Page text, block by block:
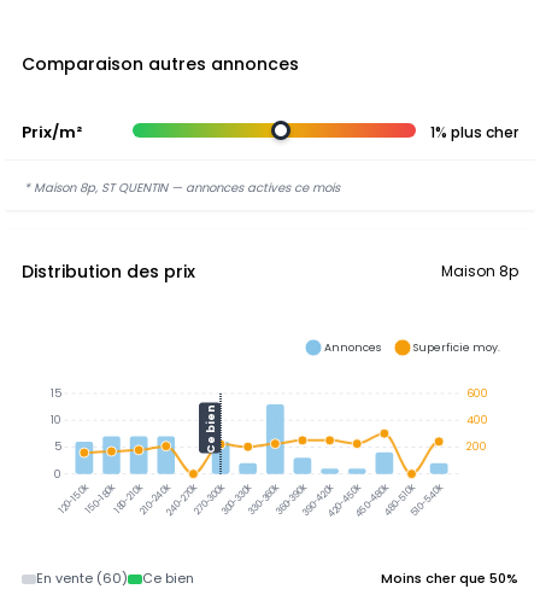
Comparaison autres annonces
Prix/m² 1% plus cher
* Maison 8p, ST QUENTIN — annonces actives ce mois
Distribution des prix Maison 8p
120-150k150-180k180-210k210-240k240-270k270-300k300-330k330-360k360-390k390-420k420-450k450-480k480-510k510-540k
Ce bien
600
400
200
15
10
5
0
Annonces Superficie moy.
En vente (60) Ce bien Moins cher que 50%